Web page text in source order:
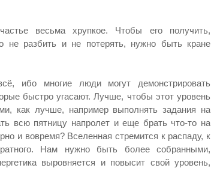
весьма хрупкое. Чтобы его получить,
не разбить и не потерять, нужно быть кране
ибо многие люди могут демонстрировать
быстро угасают. Лучше, чтобы этот уровень
как лучше, например выполнять задания на
всю пятницу напролет и еще брать что-то на
и вовремя? Вселенная стремится к распаду, к
Нам нужно быть более собранными,
выровняется и повысит свой уровень,